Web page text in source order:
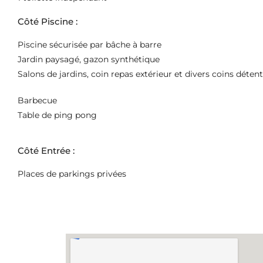
Côté Piscine :
Piscine sécurisée par bâche à barre
Jardin paysagé, gazon synthétique
Salons de jardins, coin repas extérieur et divers coins
Barbecue
Table de ping pong
Côté Entrée :
Places de parkings privées